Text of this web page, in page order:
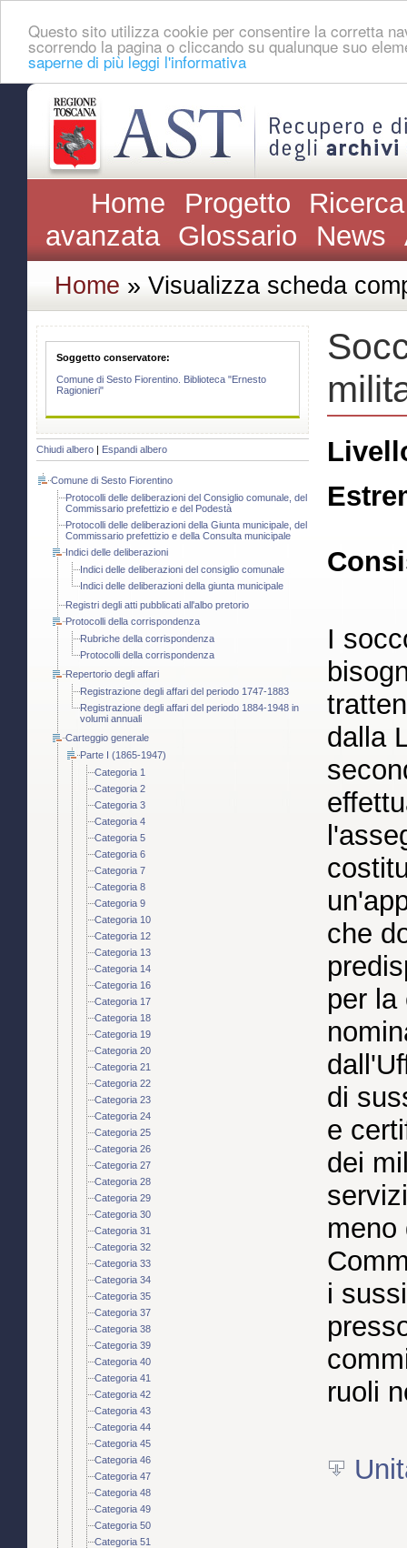
Questo sito utilizza cookie per consentire la corretta
scorrendo la pagina o cliccando su qualunque suo
saperne di più leggi l'informativa
Home Progetto
avanzata Glossario News
Home » Visualizza scheda
Soggetto conservatore:
Comune di Sesto Fiorentino. Biblioteca "Ernesto
Ragionieri"
Chiudi albero Espandi albero
Comune di Sesto Fiorentino
Protocolli delle deliberazioni del Consiglio comunale, del
Commissario prefettizio e del Podestà
Protocolli delle deliberazioni della Giunta municipale, del
Commissario prefettizio e della Consulta municipale
Indici delle deliberazioni
Indici delle deliberazioni del consiglio comunale
Indici delle deliberazioni della giunta municipale
Registri degli atti pubblicati all'albo pretorio
Protocolli della corrispondenza
Rubriche della corrispondenza
Protocolli della corrispondenza
Repertorio degli affari
Registrazione degli affari del periodo 1747-1883
Registrazione degli affari del periodo 1884-1948 in
volumi annuali
Carteggio generale
Parte I (1865-1947)
Categoria 1
Categoria 2
Categoria 3
Categoria 4
Categoria 5
Categoria 6
Categoria 7
Categoria 8
Categoria 9
Categoria 10
Categoria 12
Categoria 13
Categoria 14
Categoria 16
Categoria 17
Categoria 18
Categoria 19
Categoria 20
Categoria 21
Categoria 22
Categoria 23
Categoria 24
Categoria 25
Categoria 26
Categoria 27
Categoria 28
Categoria 29
Categoria 30
Categoria 31
Categoria 32
Categoria 33
Categoria 34
Categoria 35
Categoria 37
Categoria 38
Categoria 39
Categoria 40
Categoria 41
Categoria 42
Categoria 43
Categoria 44
Categoria 45
Categoria 46
Categoria 47
Categoria 48
Categoria 49
Categoria 50
Categoria 51
I
dalla
che
per la
di
e
dei
meno
i
ruoli